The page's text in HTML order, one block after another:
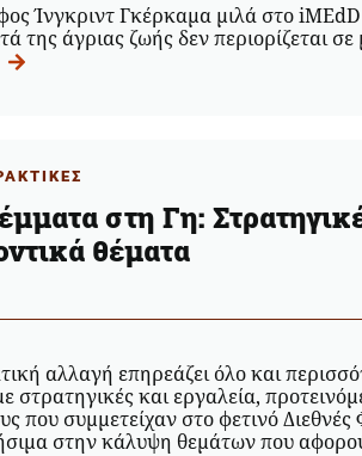
Ίνγκριντ Γκέρκαμα μιλά στο
της άγριας ζωής δεν περιορίζεται σε
στη Γη:
θέματα
αλλαγή επηρεάζει όλο και
στρατηγικές και εργαλεία,
που συμμετείχαν στο φετινό
στην κάλυψη θεμάτων που